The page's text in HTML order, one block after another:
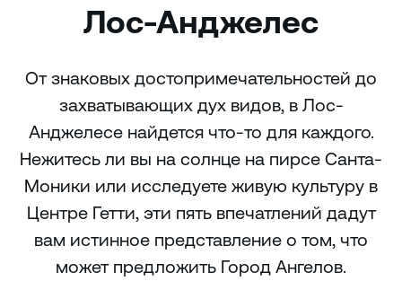
Лос-Анджелес
От знаковых достопримечательностей до
захватывающих дух видов, в Лос-
Анджелесе найдется что-то для каждого.
Нежитесь ли вы на солнце на пирсе Санта-
Моники или исследуете живую культуру в
Центре Гетти, эти пять впечатлений дадут
вам истинное представление о том, что
может предложить Город Ангелов.